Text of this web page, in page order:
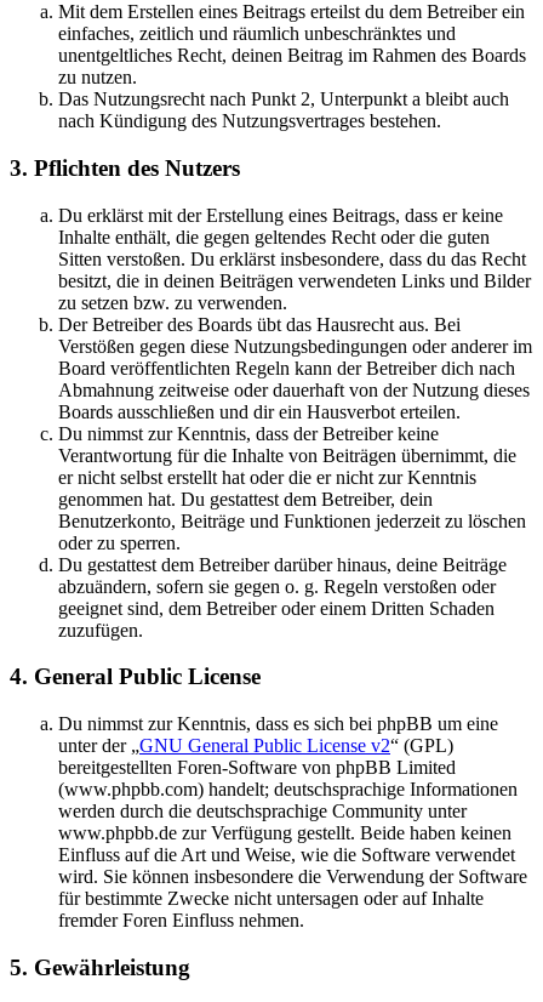
Mit dem Erstellen eines Beitrags erteilst du dem Betreiber ein
einfaches, zeitlich und räumlich unbeschränktes und
unentgeltliches Recht, deinen Beitrag im Rahmen des Boards
zu nutzen.
Das Nutzungsrecht nach Punkt 2, Unterpunkt a bleibt auch
nach Kündigung des Nutzungsvertrages bestehen.
3. Pflichten des Nutzers
Du erklärst mit der Erstellung eines Beitrags, dass er keine
Inhalte enthält, die gegen geltendes Recht oder die guten
Sitten verstoßen. Du erklärst insbesondere, dass du das Recht
besitzt, die in deinen Beiträgen verwendeten Links und Bilder
zu setzen bzw. zu verwenden.
Der Betreiber des Boards übt das Hausrecht aus. Bei
Verstößen gegen diese Nutzungsbedingungen oder anderer im
Board veröffentlichten Regeln kann der Betreiber dich nach
Abmahnung zeitweise oder dauerhaft von der Nutzung dieses
Boards ausschließen und dir ein Hausverbot erteilen.
Du nimmst zur Kenntnis, dass der Betreiber keine
Verantwortung für die Inhalte von Beiträgen übernimmt, die
er nicht selbst erstellt hat oder die er nicht zur Kenntnis
genommen hat. Du gestattest dem Betreiber, dein
Benutzerkonto, Beiträge und Funktionen jederzeit zu löschen
oder zu sperren.
Du gestattest dem Betreiber darüber hinaus, deine Beiträge
abzuändern, sofern sie gegen o. g. Regeln verstoßen oder
geeignet sind, dem Betreiber oder einem Dritten Schaden
zuzufügen.
4. General Public License
Du nimmst zur Kenntnis, dass es sich bei phpBB um eine
unter der „GNU General Public License v2“ (GPL)
bereitgestellten Foren-Software von phpBB Limited
(www.phpbb.com) handelt; deutschsprachige Informationen
werden durch die deutschsprachige Community unter
www.phpbb.de zur Verfügung gestellt. Beide haben keinen
Einfluss auf die Art und Weise, wie die Software verwendet
wird. Sie können insbesondere die Verwendung der Software
für bestimmte Zwecke nicht untersagen oder auf Inhalte
fremder Foren Einfluss nehmen.
5. Gewährleistung